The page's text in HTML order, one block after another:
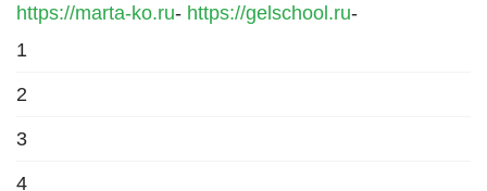
https://marta-ko.ru- https://gelschool.ru-
1
2
3
4